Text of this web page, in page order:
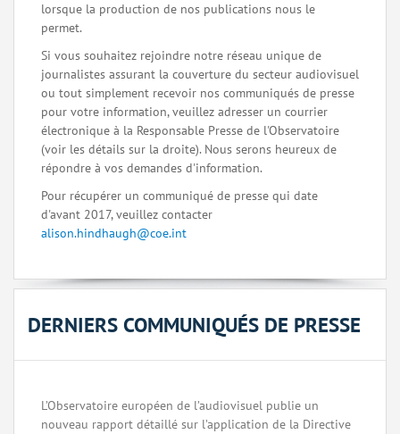
lorsque la production de nos publications nous le
permet.
Si vous souhaitez rejoindre notre réseau unique de
journalistes assurant la couverture du secteur audiovisuel
ou tout simplement recevoir nos communiqués de presse
pour votre information, veuillez adresser un courrier
électronique à la Responsable Presse de l'Observatoire
(voir les détails sur la droite). Nous serons heureux de
répondre à vos demandes d'information.
Pour récupérer un communiqué de presse qui date
d'avant 2017, veuillez contacter
alison.hindhaugh@coe.int
DERNIERS COMMUNIQUÉS DE PRESSE
L’Observatoire européen de l’audiovisuel publie un
nouveau rapport détaillé sur l’application de la Directive